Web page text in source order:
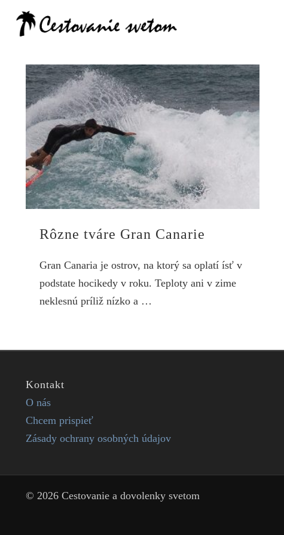
Rôzne tváre Gran Canarie
Gran Canaria je ostrov, na ktorý sa oplatí ísť v
podstate hocikedy v roku. Teploty ani v zime
neklesnú príliž nízko a …
Kontakt
O nás
Chcem prispieť
Zásady ochrany osobných údajov
© 2026 Cestovanie a dovolenky svetom